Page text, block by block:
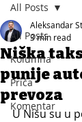
All Posts
Kolumna
Priča
Komentar
All Posts
Niška
punije
prevoza
Aleksandar
3 min read
U Nišu su u